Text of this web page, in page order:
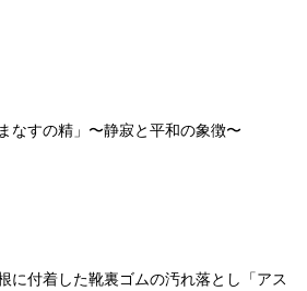
なすの精」〜静寂と平和の象徴〜
に付着した靴裏ゴムの汚れ落とし「アス